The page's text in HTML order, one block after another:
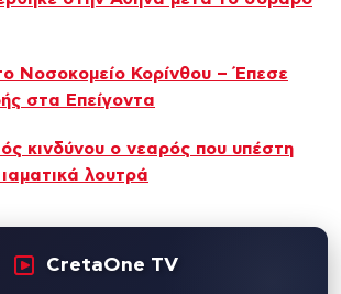
Νοσοκομείο Κορίνθου – Έπεσε
στα Επείγοντα
κινδύνου ο νεαρός που υπέστη
λουτρά
CretaOne TV